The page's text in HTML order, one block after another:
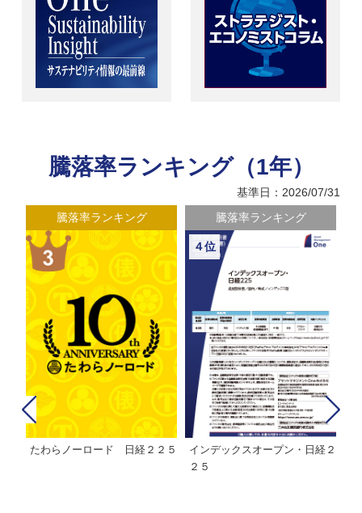
騰落率ランキング（1年）
基準日：2026/07/31
騰落率ランキング
５位
ＭＨＡＭ株式インデックスファ
騰落率ランキング
６位
インデックスミリオン